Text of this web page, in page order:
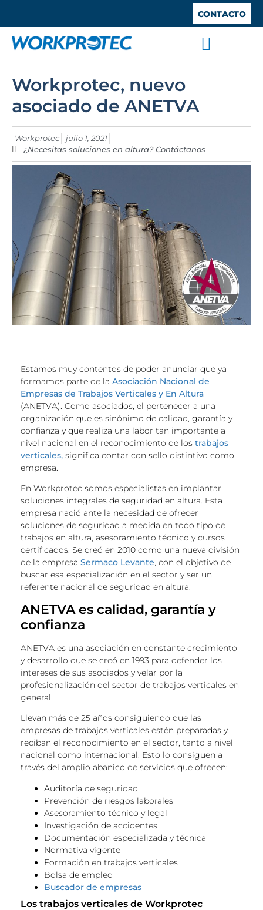
CONTACTO
Workprotec, nuevo
asociado de ANETVA
Workprotec
julio 1, 2021
¿Necesitas soluciones en altura? Contáctanos
Estamos muy contentos de poder anunciar que ya
formamos parte de la Asociación Nacional de
Empresas de Trabajos Verticales y En Altura
(ANETVA). Como asociados, el pertenecer a una
organización que es sinónimo de calidad, garantía y
confianza y que realiza una labor tan importante a
nivel nacional en el reconocimiento de los trabajos
verticales, significa contar con sello distintivo como
empresa.
En Workprotec somos especialistas en implantar
soluciones integrales de seguridad en altura. Esta
empresa nació ante la necesidad de ofrecer
soluciones de seguridad a medida en todo tipo de
trabajos en altura, asesoramiento técnico y cursos
certificados. Se creó en 2010 como una nueva división
de la empresa Sermaco Levante, con el objetivo de
buscar esa especialización en el sector y ser un
referente nacional de seguridad en altura.
ANETVA es calidad, garantía y
confianza
ANETVA es una asociación en constante crecimiento
y desarrollo que se creó en 1993 para defender los
intereses de sus asociados y velar por la
profesionalización del sector de trabajos verticales en
general.
Llevan más de 25 años consiguiendo que las
empresas de trabajos verticales estén preparadas y
reciban el reconocimiento en el sector, tanto a nivel
nacional como internacional. Esto lo consiguen a
través del amplio abanico de servicios que ofrecen:
Auditoría de seguridad
Prevención de riesgos laborales
Asesoramiento técnico y legal
Investigación de accidentes
Documentación especializada y técnica
Normativa vigente
Formación en trabajos verticales
Bolsa de empleo
Buscador de empresas
Los trabajos verticales de Workprotec